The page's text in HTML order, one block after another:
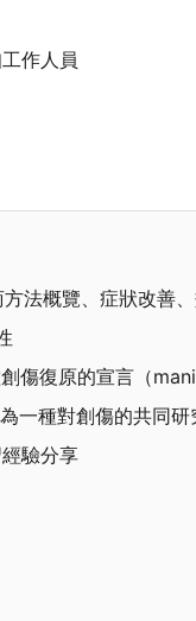
作人員
法概覽、症狀改善
傷復原的宣言（
一種對創傷的共同研
驗分享